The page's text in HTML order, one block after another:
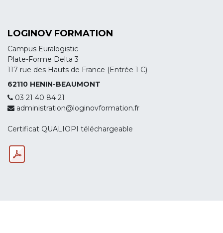
LOGINOV FORMATION
Campus Euralogistic
Plate-Forme Delta 3
117 rue des Hauts de France (Entrée 1 C)
62110 HENIN-BEAUMONT
03 21 40 84 21
administration@loginovformation.fr
Certificat QUALIOPI téléchargeable